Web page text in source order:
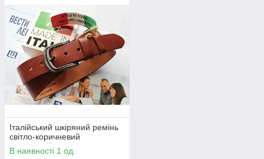
Італійський шкіряний ремінь
світло-коричневий
В наявності 1 од.